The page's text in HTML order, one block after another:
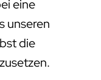
eine
unseren
die